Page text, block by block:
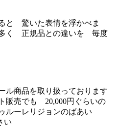
と 驚いた表情を浮かべま
く 正規品との違いを 毎度
商品を取り扱っております
売でも 20,000円ぐらいの
ルーレリジョンのばあい
い